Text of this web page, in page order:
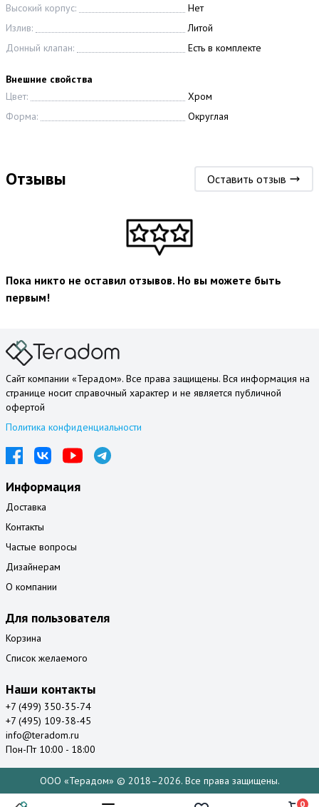
Высокий корпус:
Нет
Излив:
Литой
Донный клапан:
Есть в комплекте
Внешние свойства
Цвет:
Хром
Форма:
Округлая
Отзывы Оставить отзыв
Пока никто не оставил отзывов. Но вы можете быть
первым!
Сайт компании «Терадом». Все права защищены. Вся информация на
странице носит справочный характер и не является публичной
офертой
Политика конфиденциальности
Информация
Доставка
Контакты
Частые вопросы
Дизайнерам
О компании
Для пользователя
Корзина
Список желаемого
Наши контакты
+7 (499) 350-35-74
+7 (495) 109-38-45
info@teradom.ru
Пон-Пт 10:00 - 18:00
ООО «Терадом» © 2018–2026. Все права защищены.
0